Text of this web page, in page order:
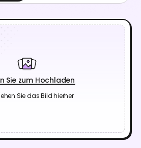
Sie zum Hochladen
Sie das Bild hierher